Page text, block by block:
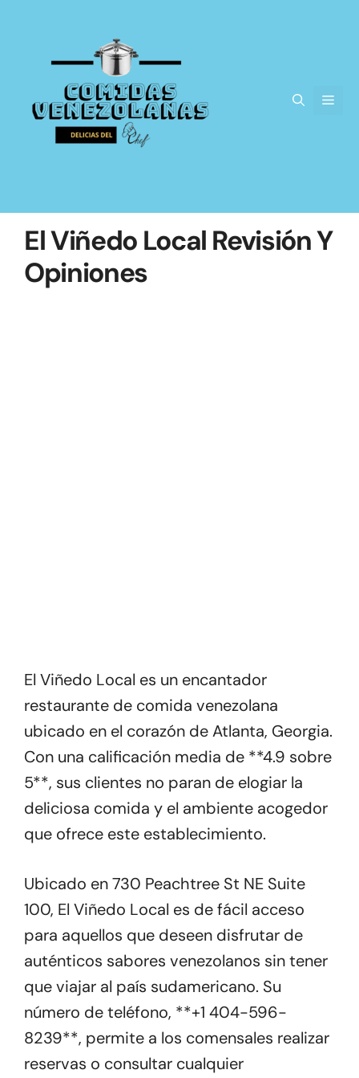
contenido
El Viñedo Local Revisión Y
Opiniones
El Viñedo Local es un encantador
restaurante de comida venezolana
ubicado en el corazón de Atlanta, Georgia.
Con una calificación media de **4.9 sobre
5**, sus clientes no paran de elogiar la
deliciosa comida y el ambiente acogedor
que ofrece este establecimiento.
Ubicado en 730 Peachtree St NE Suite
100, El Viñedo Local es de fácil acceso
para aquellos que deseen disfrutar de
auténticos sabores venezolanos sin tener
que viajar al país sudamericano. Su
número de teléfono, **+1 404-596-
8239**, permite a los comensales realizar
reservas o consultar cualquier